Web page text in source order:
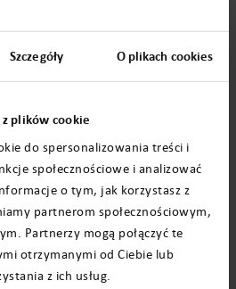
Szczegóły O plikach cookies
plików cookie
do spersonalizowania treści i
społecznościowe i analizować
o tym, jak korzystasz z
partnerom społecznościowym,
Partnerzy mogą połączyć te
otrzymanymi od Ciebie lub
z ich usług.
pastorałek wykazuje się
i bardzo